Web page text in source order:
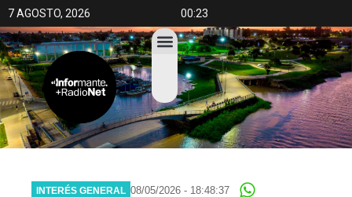
7 AGOSTO, 2026 00:23
INTERÉS GENERAL 08/05/2026 - 18:48:37